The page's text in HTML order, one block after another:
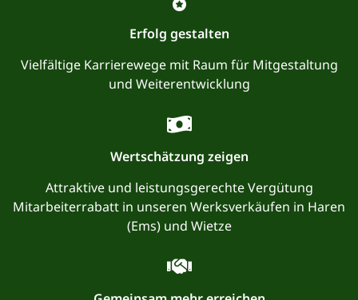
Erfolg gestalten
Vielfältige Karrierewege mit Raum für Mitgestaltung
und Weiterentwicklung
Wertschätzung zeigen
Attraktive und leistungsgerechte Vergütung
Mitarbeiterrabatt in unseren Werksverkäufen in Haren
(Ems) und Wietze